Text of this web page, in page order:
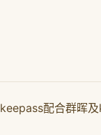
keepass配合群晖